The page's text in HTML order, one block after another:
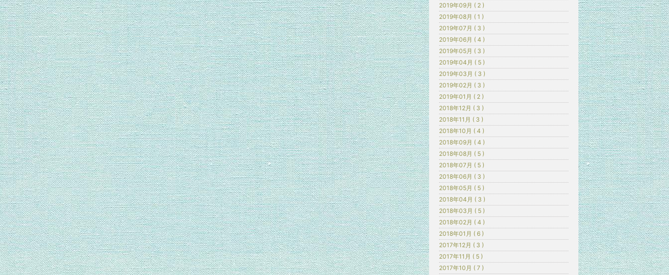
2019年09月 ( 2 )
2019年08月 ( 1 )
2019年07月 ( 3 )
2019年06月 ( 4 )
2019年05月 ( 3 )
2019年04月 ( 5 )
2019年03月 ( 3 )
2019年02月 ( 3 )
2019年01月 ( 2 )
2018年12月 ( 3 )
2018年11月 ( 3 )
2018年10月 ( 4 )
2018年09月 ( 4 )
2018年08月 ( 5 )
2018年07月 ( 5 )
2018年06月 ( 3 )
2018年05月 ( 5 )
2018年04月 ( 3 )
2018年03月 ( 5 )
2018年02月 ( 4 )
2018年01月 ( 6 )
2017年12月 ( 3 )
2017年11月 ( 5 )
2017年10月 ( 7 )